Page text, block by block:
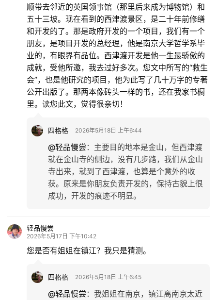
顺带去邻近的英国领事馆（那里后来成为博物馆）和
五十三坡。现在看到的西津渡景区，是二十年前修缮
和开发的了。那是政府开发的一个项目，我们有一个
朋友，是项目开发的总经理，他是南京大学哲学系毕
业的，有眼界有品位。西津渡开发是他一生最骄傲的
成就，受他所邀，我去过好多次。您文中所写的“救生
会”，也是他研究的项目，他为此写了几十万字的专著
公开出版了。那两本像砖头一样的书，还在我家书橱
里。读您此文，觉得很亲切！
四格格 2026年5月18日 上午6:44
@轻品慢尝 ： 主要目的地本是金山，但西津渡
就在金山寺的侧边，没有几步路，我们从金山
寺出来，就到了西津渡，也算是个意外的收
获。原来是你朋友负责开发的，保持古貌上很
成功，开发的痕迹不明显。
轻品慢尝
2026年5月17日 下午10:42
您是否有姐姐在镇江？我只是猜测。
四格格 2026年5月18日 上午6:45
@轻品慢尝 ： 我姐姐在南京，镇江离南京太近